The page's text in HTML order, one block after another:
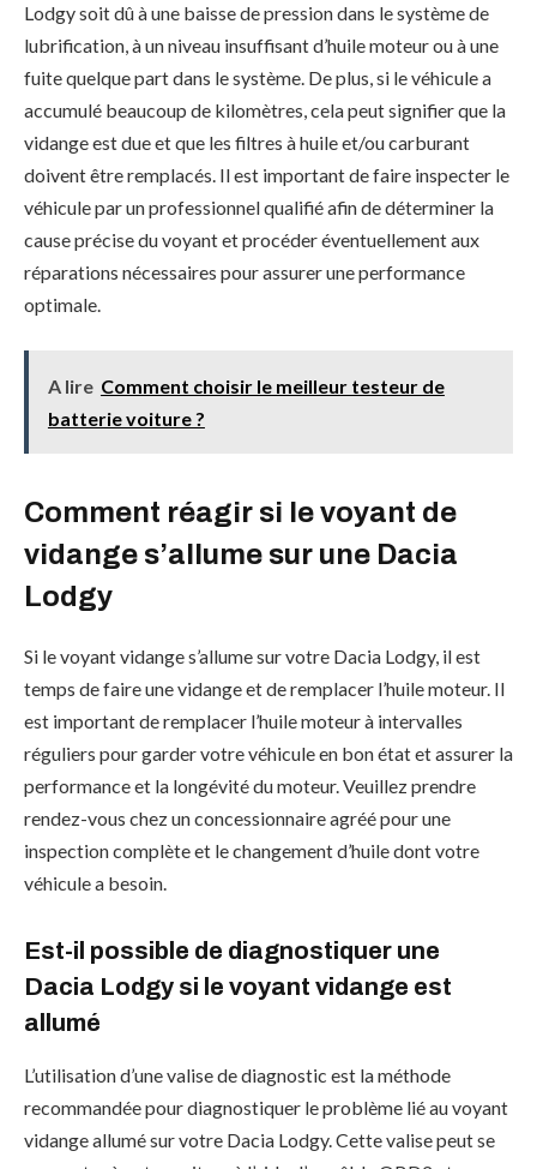
Lodgy soit dû à une baisse de pression dans le système de
lubrification, à un niveau insuffisant d’huile moteur ou à une
fuite quelque part dans le système. De plus, si le véhicule a
accumulé beaucoup de kilomètres, cela peut signifier que la
vidange est due et que les filtres à huile et/ou carburant
doivent être remplacés. Il est important de faire inspecter le
véhicule par un professionnel qualifié afin de déterminer la
cause précise du voyant et procéder éventuellement aux
réparations nécessaires pour assurer une performance
optimale.
A lire Comment choisir le meilleur testeur de
batterie voiture ?
Comment réagir si le voyant de
vidange s’allume sur une Dacia
Lodgy
Si le voyant vidange s’allume sur votre Dacia Lodgy, il est
temps de faire une vidange et de remplacer l’huile moteur. Il
est important de remplacer l’huile moteur à intervalles
réguliers pour garder votre véhicule en bon état et assurer la
performance et la longévité du moteur. Veuillez prendre
rendez-vous chez un concessionnaire agréé pour une
inspection complète et le changement d’huile dont votre
véhicule a besoin.
Est-il possible de diagnostiquer une
Dacia Lodgy si le voyant vidange est
allumé
L’utilisation d’une valise de diagnostic est la méthode
recommandée pour diagnostiquer le problème lié au voyant
vidange allumé sur votre Dacia Lodgy. Cette valise peut se